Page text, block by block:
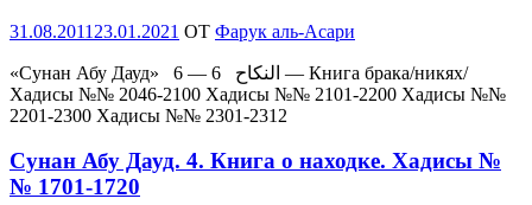
Опубликовано
31.08.2011 23.01.2021 OT Фарук аль-Асари
«Сунан Абу Дауд» 6 — النكاح 6 — Книга брака/никях/
Хадисы №№ 2046-2100 Хадисы №№ 2101-2200 Хадисы №№
2201-2300 Хадисы №№ 2301-2312
Сунан Абу Дауд. 4. Книга о находке. Хадисы №
№ 1701-1720